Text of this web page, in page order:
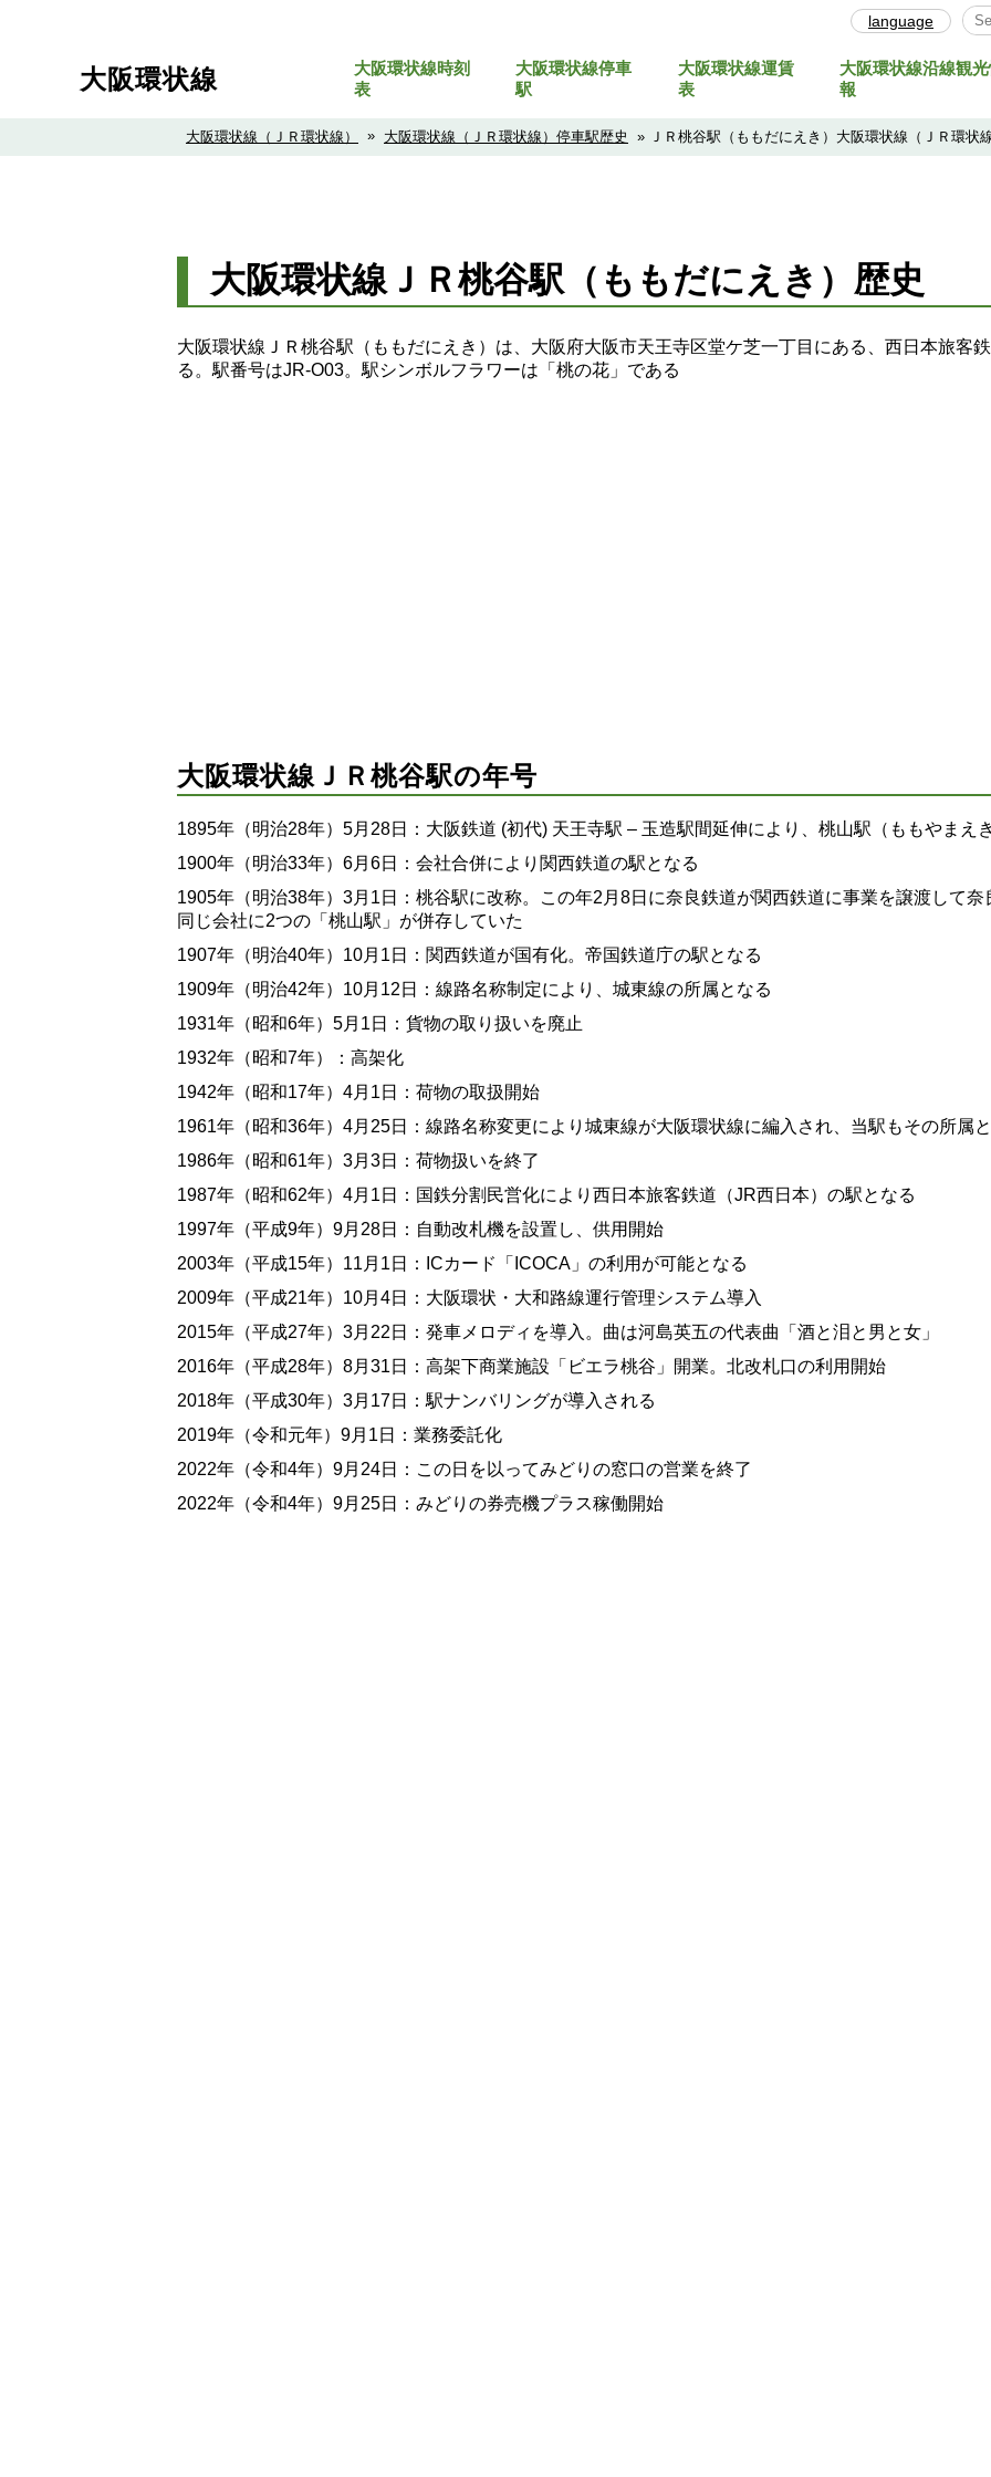
language
大阪環状線
大阪環状線時刻
表
大阪環状線停車
駅
大阪環状線運賃
表
大阪環状線沿線観
報
大阪環状線（ＪＲ環状線） » 大阪環状線（ＪＲ環状線）停車駅歴史 » ＪＲ桃谷駅（ももだにえき）大阪環状線（ＪＲ環状
大阪環状線ＪＲ桃谷駅（ももだにえき）歴史
大阪環状線ＪＲ桃谷駅（ももだにえき）は、大阪府大阪市天王寺区堂ケ芝一丁目にある、西日本旅客
る。駅番号はJR-O03。駅シンボルフラワーは「桃の花」である
大阪環状線ＪＲ桃谷駅の年号
1895年（明治28年）5月28日：大阪鉄道 (初代) 天王寺駅 – 玉造駅間延伸により、桃山駅（ももやまえ
1900年（明治33年）6月6日：会社合併により関西鉄道の駅となる
1905年（明治38年）3月1日：桃谷駅に改称。この年2月8日に奈良鉄道が関西鉄道に事業を譲渡して
同じ会社に2つの「桃山駅」が併存していた
1907年（明治40年）10月1日：関西鉄道が国有化。帝国鉄道庁の駅となる
1909年（明治42年）10月12日：線路名称制定により、城東線の所属となる
1931年（昭和6年）5月1日：貨物の取り扱いを廃止
1932年（昭和7年）：高架化
1942年（昭和17年）4月1日：荷物の取扱開始
1961年（昭和36年）4月25日：線路名称変更により城東線が大阪環状線に編入され、当駅もその所属
1986年（昭和61年）3月3日：荷物扱いを終了
1987年（昭和62年）4月1日：国鉄分割民営化により西日本旅客鉄道（JR西日本）の駅となる
1997年（平成9年）9月28日：自動改札機を設置し、供用開始
2003年（平成15年）11月1日：ICカード「ICOCA」の利用が可能となる
2009年（平成21年）10月4日：大阪環状・大和路線運行管理システム導入
2015年（平成27年）3月22日：発車メロディを導入。曲は河島英五の代表曲「酒と泪と男と女」
2016年（平成28年）8月31日：高架下商業施設「ビエラ桃谷」開業。北改札口の利用開始
2018年（平成30年）3月17日：駅ナンバリングが導入される
2019年（令和元年）9月1日：業務委託化
2022年（令和4年）9月24日：この日を以ってみどりの窓口の営業を終了
2022年（令和4年）9月25日：みどりの券売機プラス稼働開始